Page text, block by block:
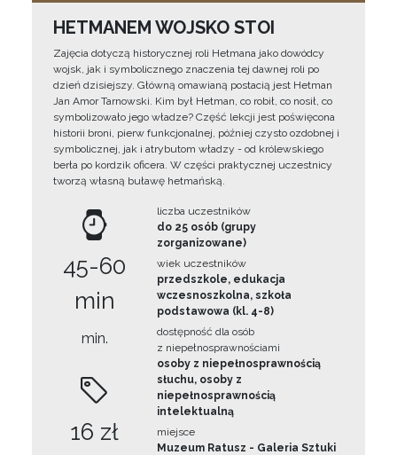
HETMANEM WOJSKO STOI
Zajęcia dotyczą historycznej roli Hetmana jako dowódcy
wojsk, jak i symbolicznego znaczenia tej dawnej roli po
dzień dzisiejszy. Główną omawianą postacią jest Hetman
Jan Amor Tarnowski. Kim był Hetman, co robił, co nosił, co
symbolizowało jego władze? Część lekcji jest poświęcona
historii broni, pierw funkcjonalnej, później czysto ozdobnej i
symbolicznej, jak i atrybutom władzy - od królewskiego
berła po kordzik oficera. W części praktycznej uczestnicy
tworzą własną buławę hetmańską.
45-60
min
min.
16 zł
liczba uczestników
do 25 osób (grupy
zorganizowane)
wiek uczestników
przedszkole, edukacja
wczesnoszkolna, szkoła
podstawowa (kl. 4-8)
dostępność dla osób
z niepełnosprawnościami
osoby z niepełnosprawnością
słuchu, osoby z
niepełnosprawnością
intelektualną
miejsce
Muzeum Ratusz - Galeria Sztuki